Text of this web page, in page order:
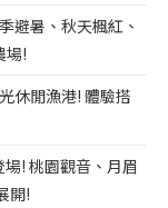
避暑、秋天楓紅、
場!
休閒漁港! 體驗搭
! 桃園觀音、月眉
開!